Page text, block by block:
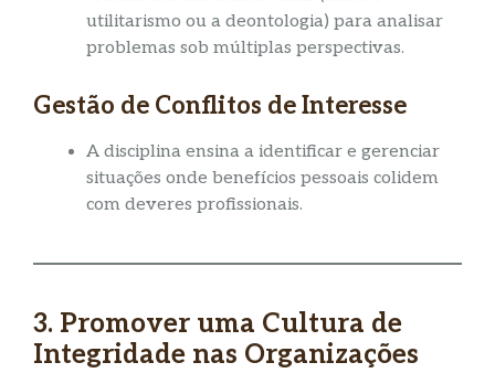
utilitarismo ou a deontologia) para analisar
problemas sob múltiplas perspectivas.
Gestão de Conflitos de Interesse
A disciplina ensina a identificar e gerenciar
situações onde benefícios pessoais colidem
com deveres profissionais.
3. Promover uma Cultura de
Integridade nas Organizações